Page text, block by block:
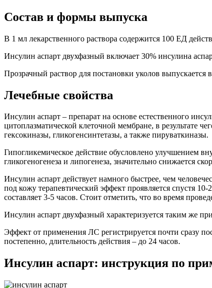
Состав и формы выпуска
В 1 мл лекарственного раствора содержится 100 ЕД
Инсулин аспарт двухфазный включает 30% инсулина
Прозрачный раствор для постановки уколов
Лечебные свойства
Инсулин аспарт – препарат на основе естественного
цитоплазматической клеточной мембране, в результате
гексокиназы, гликогенсинтетазы, а также пируваткиназы.
Гипогликемическое действие обусловлено улучшением
гликогеногенеза и липогенеза, значительно снижается
Инсулин аспарт действует намного быстрее, чем
под кожу терапевтический эффект проявляется спустя
составляет 3-5 часов. Стоит отметить, что во время
Инсулин аспарт двухфазный характеризуется таким же
Эффект от применения ЛС регистрируется почти сразу
постепенно, длительность действия – до 24 часов.
Инсулин аспарт: инструкция по